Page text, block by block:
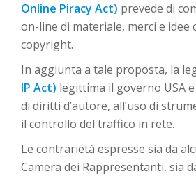
Online Piracy Act) prevede di
on-line di materiale, merci e idee
copyright.
In aggiunta a tale proposta, la
IP Act) legittima il governo USA
di diritti d’autore, all’uso di
il controllo del traffico in rete.
Le contrarietà espresse sia da
Camera dei Rappresentanti, sia